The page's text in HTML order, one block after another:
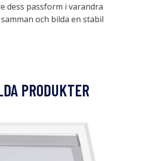
dess passform i varandra
och bilda en stabil
PRODUKTER